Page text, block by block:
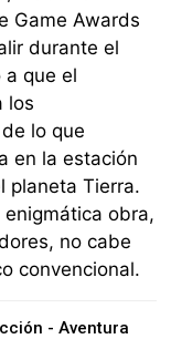
Game Awards
durante el
a que el
los
lo que
en la estación
planeta Tierra.
obra,
no cabe
convencional.
- Aventura